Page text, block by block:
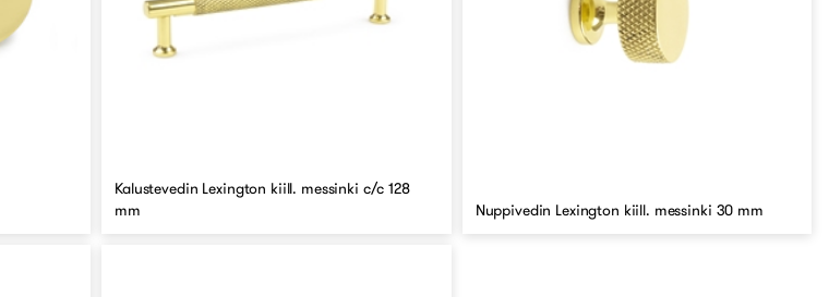
Kalustevedin Lexington kiill. messinki c/c 128
mm
Nuppivedin Lexington kiill. messinki 30 mm